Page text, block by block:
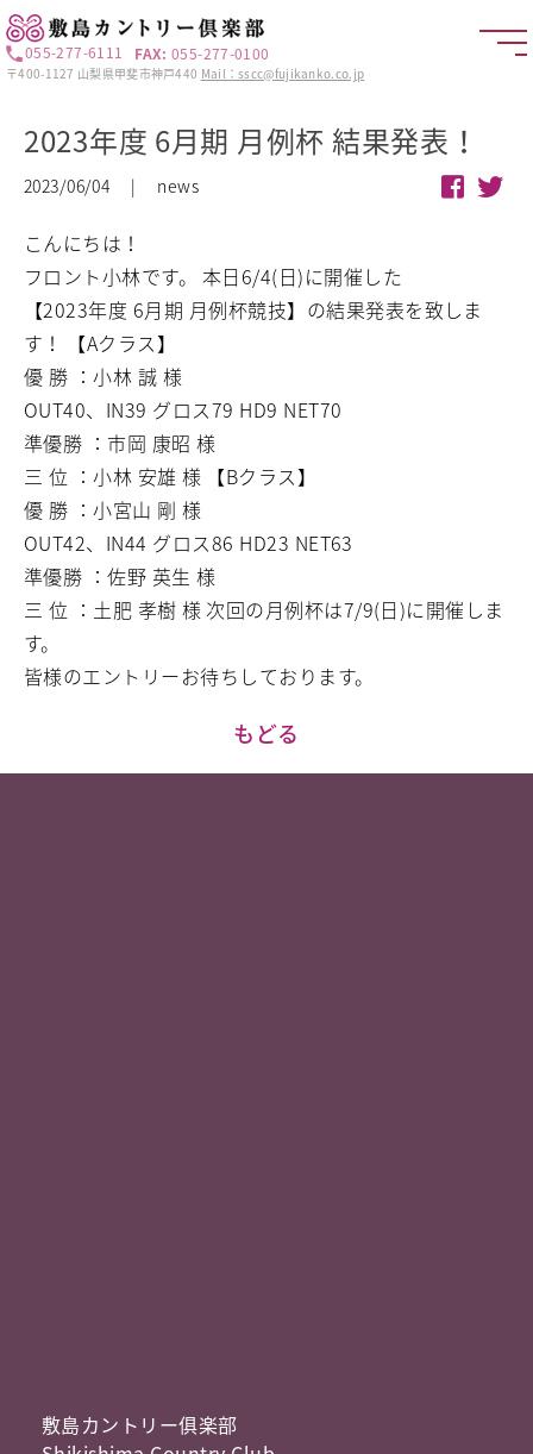
055-277-6111 FAX: 055-277-0100
〒400-1127 山梨県甲斐市神戸440 Mail：sscc@fujikanko.co.jp
2023年度 6月期 月例杯 結果発表！
2023/06/04 | news
こんにちは！
フロント小林です。
本日6/4(日)に開催した
【2023年度 6月期 月例杯競技】の結果発表を致しま
す！
【Aクラス】
優 勝 ：小林 誠 様
OUT40、IN39 グロス79 HD9 NET70
準優勝 ：市岡 康昭 様
三 位 ：小林 安雄 様 【Bクラス】
優 勝 ：小宮山 剛 様
OUT42、IN44 グロス86 HD23 NET63
準優勝 ：佐野 英生 様
三 位 ：土肥 孝樹 様 次回の月例杯は7/9(日)に開催しま
す。
皆様のエントリーお待ちしております。
もどる
敷島カントリー俱楽部